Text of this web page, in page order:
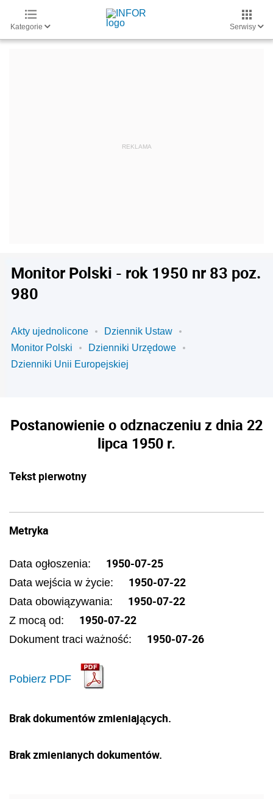
Kategorie Serwisy
Monitor Polski - rok 1950 nr 83 poz.
980
Akty ujednolicone
Dziennik Ustaw
Monitor Polski
Dzienniki Urzędowe
Dzienniki Unii Europejskiej
Postanowienie o odznaczeniu z dnia 22
lipca 1950 r.
Tekst pierwotny
Metryka
Data ogłoszenia: 1950-07-25
Data wejścia w życie: 1950-07-22
Data obowiązywania: 1950-07-22
Z mocą od: 1950-07-22
Dokument traci ważność: 1950-07-26
Pobierz PDF
Brak dokumentów zmieniających.
Brak zmienianych dokumentów.